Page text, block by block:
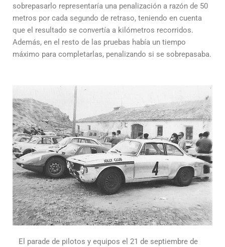
sobrepasarlo representaría una penalización a razón de 50
metros por cada segundo de retraso, teniendo en cuenta
que el resultado se convertía a kilómetros recorridos.
Además, en el resto de las pruebas había un tiempo
máximo para completarlas, penalizando si se sobrepasaba.
El parade de pilotos y equipos el 21 de septiembre de